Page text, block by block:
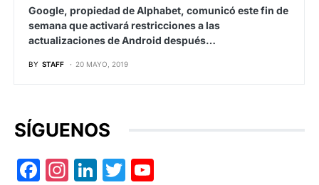
Google, propiedad de Alphabet, comunicó este fin de
semana que activará restricciones a las
actualizaciones de Android después…
BY STAFF 20 MAYO, 2019
SÍGUENOS
Facebook
Instagram
LinkedIn
Twitter